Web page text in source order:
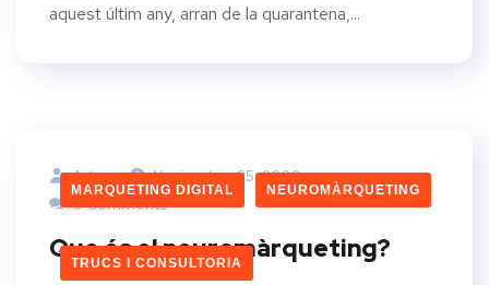
aquest últim any, arran de la quarantena,...
MARQUETING DIGITAL NEUROMÀRQUETING
TRUCS I CONSULTORIA
Admin
Noviembre 25, 2020
0 Comments
Que és el neuromàrqueting?